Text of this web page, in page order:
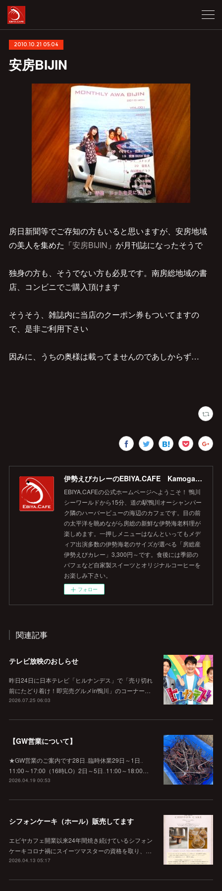
2010.10.21 05:04
安房BIJIN
房日新聞等でご存知の方もいると思いますが、安房地域
の美人を集めた「安房BIJIN 」が月刊誌になったそうで
独身の方も、そうでない方も必見です。南房総地域の書
店、コンビニでご購入頂けます
そうそう、雑誌内に当店のクーポン券もついてますの
で、是非ご利用下さい
因みに、うちの奥様は載ってませんのであしからず…
伊勢えびカレーのEBIYA.CAFE Kamogawa 【公式】
EBIYA.CAFEの公式ホームページへようこそ！ 鴨川
シーワールドから15分、道の駅鴨川オーシャンパー
ク隣のハーバービューの海辺のカフェです。目の前
の太平洋を眺めながら房総の新鮮な伊勢海老料理が
楽しめます。一押しメニューはなんといってもメデ
ィア出演多数の伊勢海老のサイズが選べる「房総産
伊勢えびカレー」3,300円～です。食後には季節の
パフェなど自家製スイーツとオリジナルコーヒーを
お楽しみ下さい。
フォロー
関連記事
テレビ放映のおしらせ
昨日24日に日本テレビ「ヒルナンデス」で「売り切れ
前にたどり着け！即完売グルメin鴨川」のコーナー…
2026.07.25 06:03
【GW営業について】
★GW営業のご案内です28日‥臨時休業29日～1日‥
11:00～17:00（16時LO）2日～5日‥11:00～18:00…
2026.04.19 00:53
シフォンケーキ（ホール）販売してます
エビヤカフェ開業以来24年間焼き続けているシフォン
ケーキコロナ禍にスイーツマスターの資格を取り、…
2026.04.13 05:17